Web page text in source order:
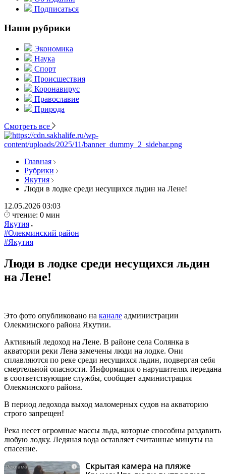
Подписаться
Наши рубрики
Экономика
Наука
Спорт
Происшествия
Коронавирус
Православие
Природа
Смотреть все
Главная
Рубрики
Якутия
Люди в лодке среди несущихся льдин на Лене!
12.05.2026 03:03
чтение: 0 мин
Якутия
#Олекминский район
#Якутия
Люди в лодке среди несущихся льдин
на Лене!
Это фото опубликовано на канале администрации
Олекминского района Якутии.
Активный ледоход на Лене. В районе села Солянка в
акватории реки Лена замечены люди на лодке. Они
сплавляются по реке среди несущихся льдин, подвергая себя
смертельной опасности. Информация о нарушителях передана
в соответствующие службы, сообщает администрация
Олекминского района.
В период ледохода выход маломерных судов на акваторию
строго запрещен!
Река несет огромные массы льда, которые способны раздавить
любую лодку. Ледяная вода оставляет считанные минуты на
спасение.
i
Скрытая камера на пляже